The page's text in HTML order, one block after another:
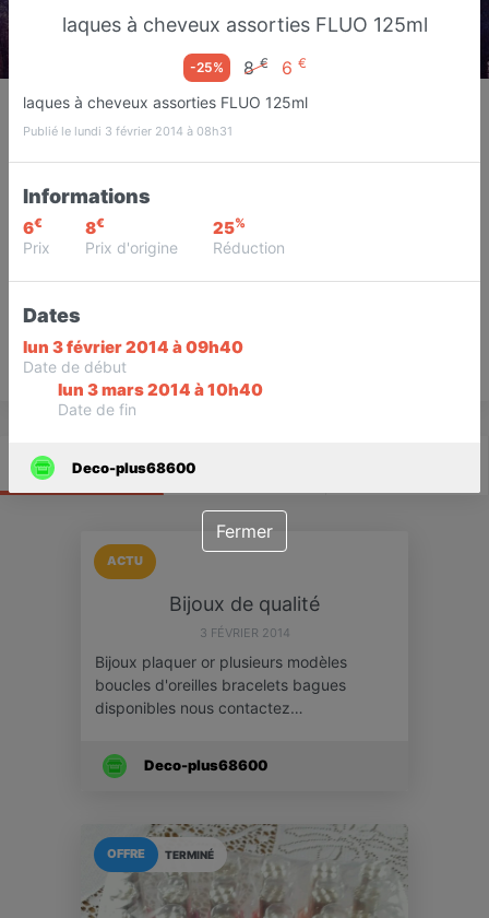
Deco-plus68600
Commerçants
Favori Contacter
Actualité
ACTU
Bijoux de qualité
3 FÉVRIER 2014
Bijoux plaquer or plusieurs modèles
boucles d'oreilles bracelets bagues
disponibles nous contactez…
Deco-plus68600
TERMINÉ
OFFRE
laques à cheveux assorties FLUO 125ml
-25% 8€ 6 €
laques à cheveux assorties FLUO 125ml
Publié le lundi 3 février 2014 à 08h31
Informations
6€
Prix
8€
Prix d'origine
25%
Réduction
Dates
lun 3 février 2014 à 09h40
Date de début
lun 3 mars 2014 à 10h40
Date de fin
Deco-plus68600
Fermer